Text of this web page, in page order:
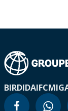
BIRDIDAIFC